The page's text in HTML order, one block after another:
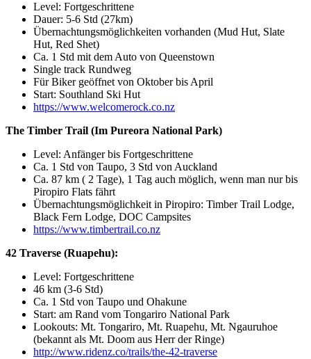
Level: Fortgeschrittene
Dauer: 5-6 Std (27km)
Übernachtungsmöglichkeiten vorhanden (Mud Hut, Slate
Hut, Red Shet)
Ca. 1 Std mit dem Auto von Queenstown
Single track Rundweg
Für Biker geöffnet von Oktober bis April
Start: Southland Ski Hut
https://www.welcomerock.co.nz
The Timber Trail (Im Pureora National Park)
Level: Anfänger bis Fortgeschrittene
Ca. 1 Std von Taupo, 3 Std von Auckland
Ca. 87 km ( 2 Tage), 1 Tag auch möglich, wenn man nur bis
Piropiro Flats fährt
Übernachtungsmöglichkeit in Piropiro: Timber Trail Lodge,
Black Fern Lodge, DOC Campsites
https://www.timbertrail.co.nz
42 Traverse (Ruapehu):
Level: Fortgeschrittene
46 km (3-6 Std)
Ca. 1 Std von Taupo und Ohakune
Start: am Rand vom Tongariro National Park
Lookouts: Mt. Tongariro, Mt. Ruapehu, Mt. Ngauruhoe
(bekannt als Mt. Doom aus Herr der Ringe)
http://www.ridenz.co/trails/the-42-traverse